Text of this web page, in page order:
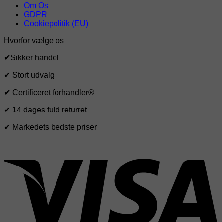
Om Os
GDPR
Cookiepolitik (EU)
Hvorfor vælge os
✔Sikker handel
✔ Stort udvalg
✔ Certificeret forhandler®
✔ 14 dages fuld returret
✔ Markedets bedste priser